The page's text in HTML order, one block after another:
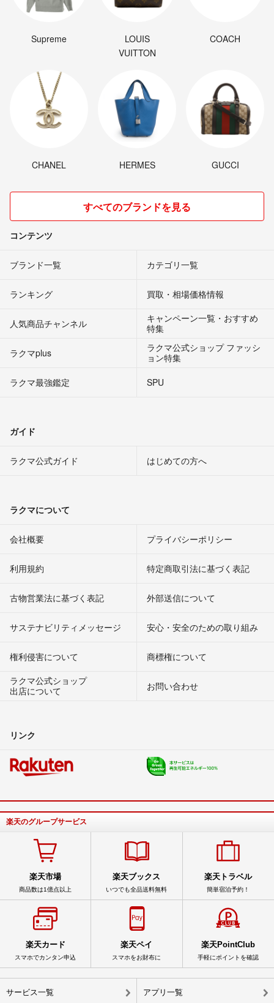
Supreme
LOUIS
VUITTON
COACH
CHANEL HERMES GUCCI
すべてのブランドを見る
コンテンツ
ブランド一覧 カテゴリ一覧
ランキング 買取・相場価格情報
人気商品チャンネル
キャンペーン一覧・おすすめ
特集
ラクマplus
ラクマ公式ショップ ファッシ
ョン特集
ラクマ最強鑑定
SPU
ガイド
ラクマ公式ガイド はじめての方へ
ラクマについて
会社概要 プライバシーポリシー
利用規約 特定商取引法に基づく表記
古物営業法に基づく表記 外部送信について
サステナビリティメッセージ 安心・安全のための取り組み
権利侵害について
商標権について
ラクマ公式ショップ
出店について
お問い合わせ
リンク
楽天のグループサービス
楽天市場
商品数は1億点以上
楽天ブックス
いつでも全品送料無料
楽天トラベル
簡単宿泊予約！
楽天カード
スマホでカンタン申込
楽天ペイ
スマホをお財布に
楽天PointClub
手軽にポイントを確認
サービス一覧 アプリ一覧